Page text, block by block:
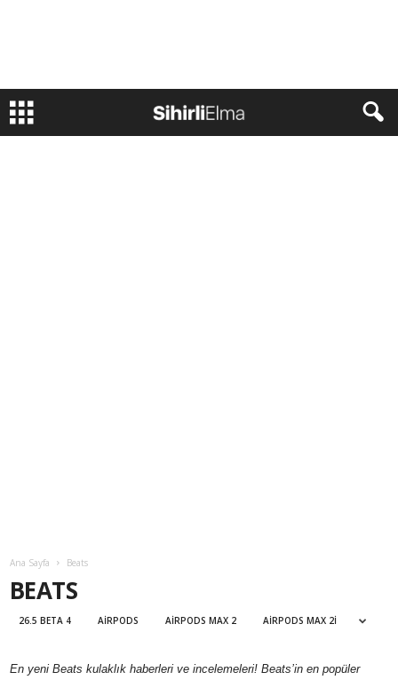
Ana Sayfa Beats
BEATS
26.5 BETA 4 AIRPODS AIRPODS MAX 2 AIRPODS MAX 2I
En yeni Beats kulaklık haberleri ve incelemeleri! Beats’in en popüler